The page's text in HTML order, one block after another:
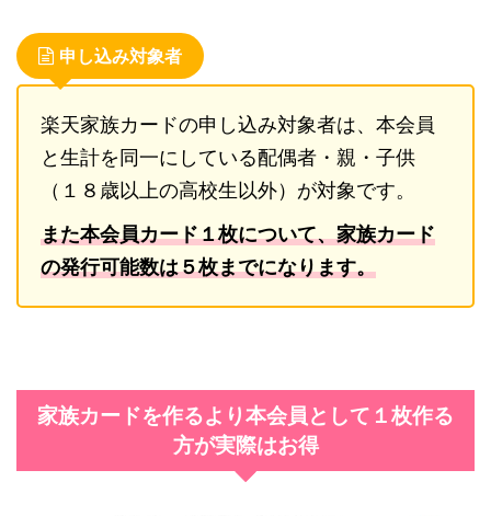
申し込み対象者
楽天家族カードの申し込み対象者は、本会員
と生計を同一にしている配偶者・親・子供
（１８歳以上の高校生以外）が対象です。
また本会員カード１枚について、家族カード
の発行可能数は５枚までになります。
家族カードを作るより本会員として１枚作る
方が実際はお得